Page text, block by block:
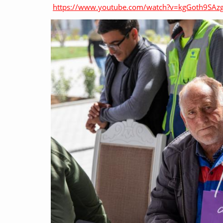
https://www.youtube.com/